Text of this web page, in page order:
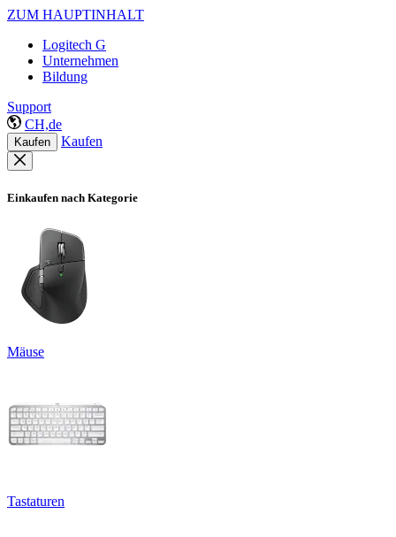
ZUM HAUPTINHALT
Logitech G
Unternehmen
Bildung
Support
CH,de
Kaufen Kaufen
Einkaufen nach Kategorie
Mäuse
Tastaturen